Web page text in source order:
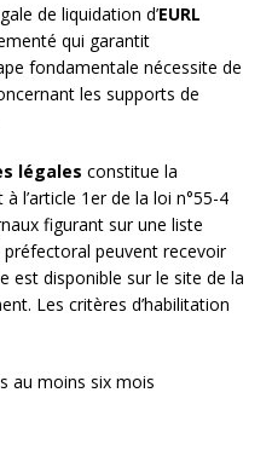
de liquidation d’EURL
qui garantit
fondamentale nécessite de
les supports de
légales constitue la
l’article 1er de la loi n°55-4
figurant sur une liste
peuvent recevoir
est disponible sur le site de la
Les critères d’habilitation
au moins six mois